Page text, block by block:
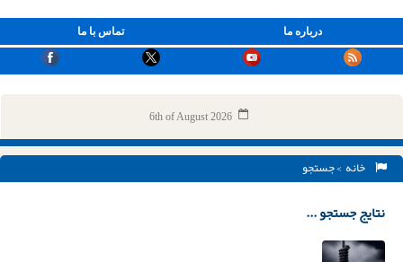
تماس با ما درباره ما
6th of August 2026
خانه > جستجو
نتایج جستجو ...